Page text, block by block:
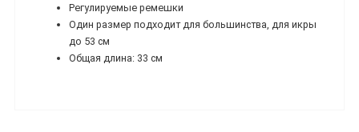
Регулируемые ремешки
Один размер подходит для большинства, для икры
до 53 см
Общая длина: 33 см